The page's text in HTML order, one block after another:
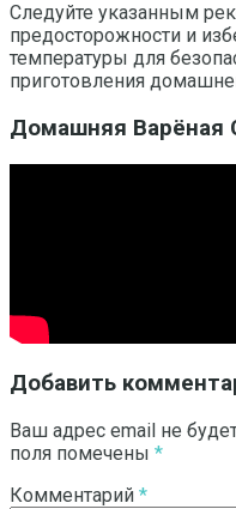
Следуйте указанным
предосторожности и
температуры для
приготовления
Домашняя Варёная
Добавить
Ваш адрес email не
поля помечены *
Комментарий *